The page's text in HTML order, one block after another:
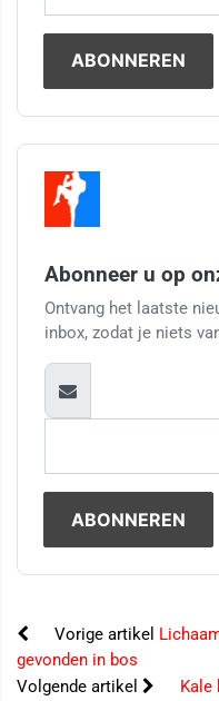
Abonneer u op
Ontvang het laatste
inbox, zodat je niets
Vorige artikel
gevonden in bos
Volgende artikel
Kale